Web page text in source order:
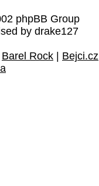
phpBB Group
by drake127
Barel Rock
Bejci.cz